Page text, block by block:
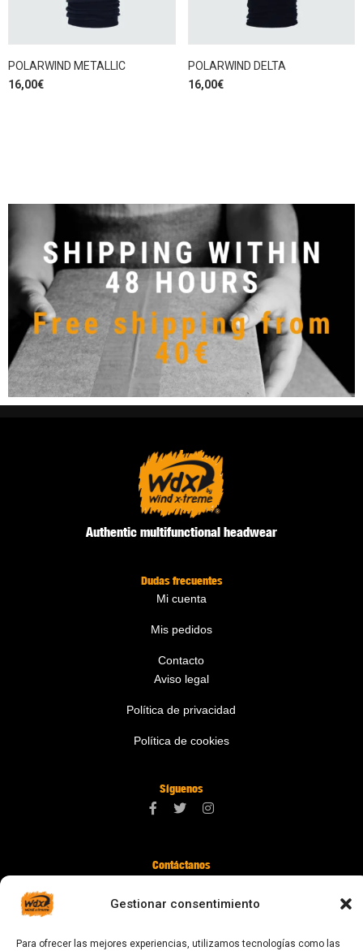
Gestionar consentimiento
Para ofrecer las mejores experiencias, utilizamos tecnologías como las
POLARWIND METALLIC
16,00€
POLARWIND DELTA
16,00€
Authentic multifunctional headwear
Dudas frecuentes
Mi cuenta
Mis pedidos
Contacto
Aviso legal
Política de privacidad
Política de cookies
Síguenos
Contáctanos
08024 Barcelona